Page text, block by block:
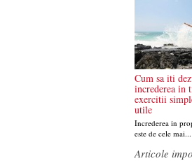
Cum sa iti
increderea in
exercitii
utile
Increderea in
este de cele mai...
Articole